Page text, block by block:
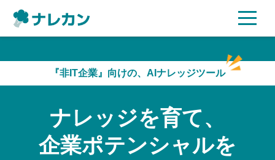
AI機能
ご利用企業様の声
セキュリティ
『非IT企業』向けの、AIナレッジツール
ナレッジを育て、
企業ポテンシャルを